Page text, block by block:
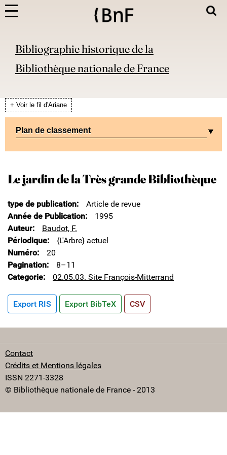
Bibliographie historique de la
Bibliothèque nationale de France
+ Voir le fil d'Ariane
Plan de classement
Le jardin de la Très grande Bibliothèque
type de publication
Article de revue
Année de Publication
1995
Auteur
Baudot, F.
Périodique
{L'Arbre} actuel
Numéro
20
Pagination
8–11
Categorie
02.05.03. Site François-Mitterrand
Export RIS Export BibTeX CSV
Contact
Crédits et Mentions légales
ISSN 2271-3328
© Bibliothèque nationale de France - 2013